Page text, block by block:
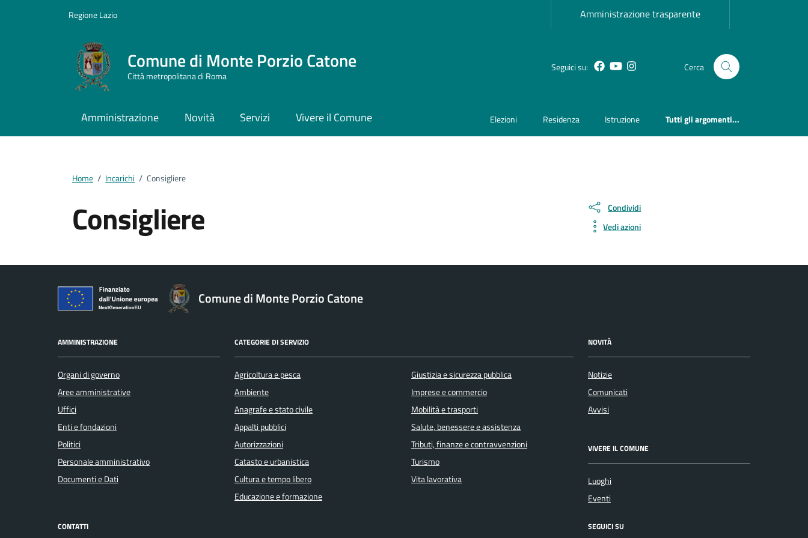
Regione Lazio Amministrazione trasparente
Comune di Monte Porzio Catone
Città metropolitana di Roma
Seguici su: Facebook
YouTubeInstagram Cerca
Amministrazione Novità Servizi Vivere il Comune Elezioni Residenza Istruzione Tutti gli argomenti...
Home / Incarichi / Consigliere
Consigliere
Condividi
Vedi azioni
Comune di Monte Porzio Catone
AMMINISTRAZIONE
Organi di governo
Aree amministrative
Uffici
Enti e fondazioni
Politici
Personale amministrativo
Documenti e Dati
CATEGORIE DI SERVIZIO
Agricoltura e pesca
Ambiente
Anagrafe e stato civile
Appalti pubblici
Autorizzazioni
Catasto e urbanistica
Cultura e tempo libero
Educazione e formazione
Giustizia e sicurezza pubblica
Imprese e commercio
Mobilità e trasporti
Salute, benessere e assistenza
Tributi, finanze e contravvenzioni
Turismo
Vita lavorativa
NOVITÀ
Notizie
Comunicati
Avvisi
VIVERE IL COMUNE
Luoghi
Eventi
CONTATTI SEGUICI SU